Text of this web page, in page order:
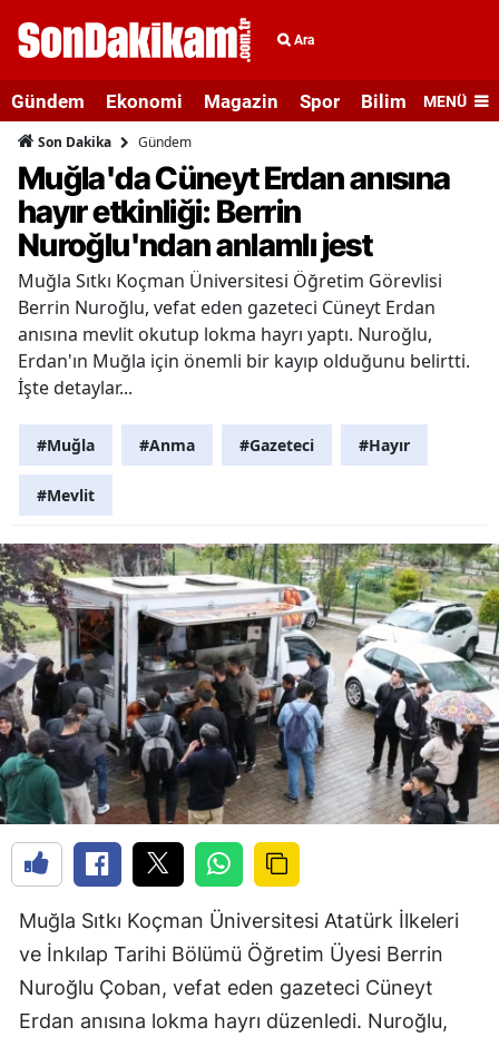
Ara
Gündem Ekonomi Magazin Spor Bilim veMENÜ
Son Dakika Gündem
Muğla'da Cüneyt Erdan anısına
hayır etkinliği: Berrin
Nuroğlu'ndan anlamlı jest
Muğla Sıtkı Koçman Üniversitesi Öğretim Görevlisi
Berrin Nuroğlu, vefat eden gazeteci Cüneyt Erdan
anısına mevlit okutup lokma hayrı yaptı. Nuroğlu,
Erdan'ın Muğla için önemli bir kayıp olduğunu belirtti.
İşte detaylar...
#Muğla #Anma #Gazeteci #Hayır
#Mevlit
Muğla Sıtkı Koçman Üniversitesi Atatürk İlkeleri
ve İnkılap Tarihi Bölümü Öğretim Üyesi Berrin
Nuroğlu Çoban, vefat eden gazeteci Cüneyt
Erdan anısına lokma hayrı düzenledi. Nuroğlu,